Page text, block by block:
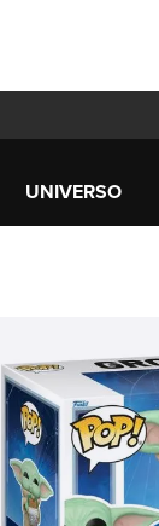
UNIVERSO